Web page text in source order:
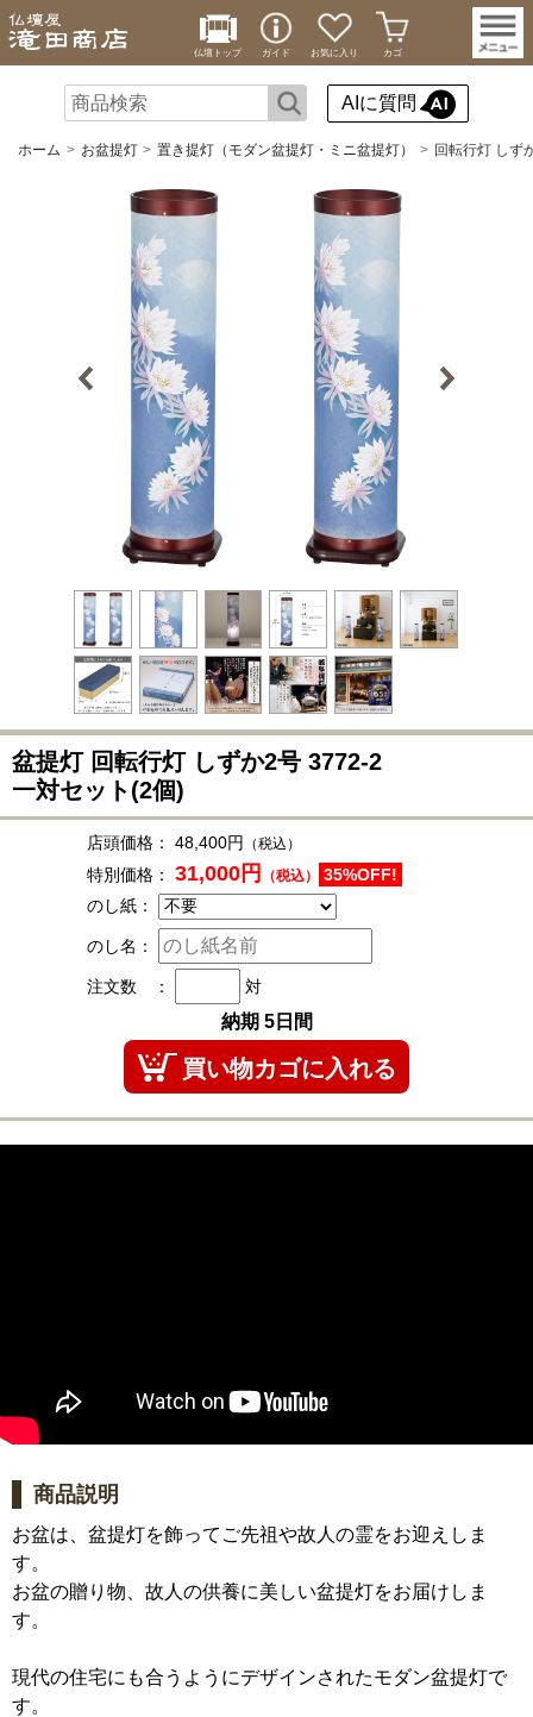
仏壇トップ ガイド お気に入り カゴ
AIに質問
ホーム お盆提灯 置き提灯（モダン盆提灯・ミニ盆提灯） 回転行灯 しず
盆提灯 回転行灯 しずか2号 3772-2
一対セット(2個)
店頭価格： 48,400円 （税込）
特別価格： 31,000円 （税込）
35%OFF!
のし紙：
のし名：
注文数 ： 対
納期 5日間
商品説明
お盆は、盆提灯を飾ってご先祖や故人の霊をお迎えしま
す。
お盆の贈り物、故人の供養に美しい盆提灯をお届けしま
す。
現代の住宅にも合うようにデザインされたモダン盆提灯で
す。